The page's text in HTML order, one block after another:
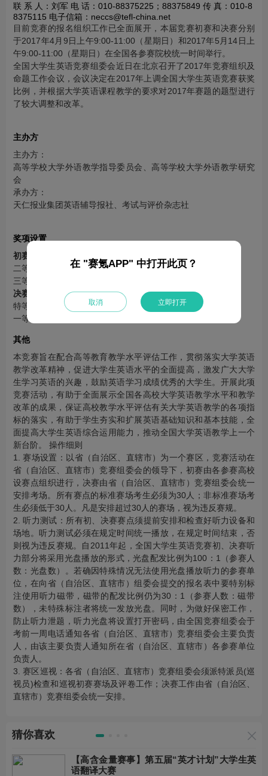
联 系 人：刘军 电 话：010-88375225；88375849 传 真：010-8
8375115 电子信箱：neccs@tefl-china.net
目前竞赛的报名组织工作已全面展开，本届竞赛初赛和决赛分别
于2017年4月9日上午9:00-11:00（星期日）和2017年5月14日上
午9:00-11:00（星期日）在全国各参赛院校统一时间举行。
全国大学生英语竞赛组委会近日在北京召开了2017年竞赛组织及
命题工作会议，会议决定在2017年上调全国大学生英语竞赛获奖
比例，并根据大学英语课程教学的要求对2017年赛题的题型进行
了较大调整和改革。
主办方
主办方：
高等学校大学外语教学指导委员会、高等学校大学外语教学研究
会
承办方：
天仁报业集团英语辅导报社、考试与评价杂志社
奖项设置
初赛
二等奖：证书，各参赛高校初赛人数的30‰
三等奖：证书，各参赛高校初赛人数的50‰
决赛
特等奖：证书，各参赛高校初赛人数的1‰
一等奖：证书，各参赛高校初赛人数的5‰
其他
本竞赛旨在配合高等教育教学水平评估工作，贯彻落实大学英语
教学改革精神，促进大学生英语水平的全面提高，激发广大大学
生学习英语的兴趣，鼓励英语学习成绩优秀的大学生。开展此项
竞赛活动，有助于全面展示全国各高校大学英语教学水平和教学
改革的成果，保证高校教学水平评估有关大学英语教学的各项指
标的落实，有助于学生夯实和扩展英语基础知识和基本技能，全
面提高大学生英语综合运用能力，推动全国大学英语教学上一个
新台阶。 操作细则
1. 赛场设置：以省（自治区、直辖市）为一个赛区，竞赛活动在
省（自治区、直辖市）竞赛组委会的领导下，初赛由各参赛高校
设赛点组织进行，决赛由省（自治区、直辖市）竞赛组委会统一
安排考场。所有赛点的标准赛场考生必须为30人；非标准赛场考
生必须低于30人。凡是安排超过30人的赛场，视为违反赛规。
2. 听力测试：所有初、决赛赛点须提前安排和检查好听力设备和
场地。听力测试必须在规定时间统一播放，在规定时间结束，否
则视为违反赛规。自2011年起，全国大学生英语竞赛初、决赛听
力部分将采用光盘播放的形式，光盘配发比例为100：1（参赛人
数：光盘数）。若确因特殊情况无法使用光盘播放听力的参赛单
位，在向省（自治区、直辖市）组委会提交的报名表中要特别标
注使用听力磁带，磁带的配发比例仍为30：1（参赛人数：磁带
数），未特殊标注者将统一发放光盘。同时，为做好保密工作，
防止听力泄题，听力光盘将设置打开密码，由全国竞赛组委会于
考前一周电话通知各省（自治区、直辖市）竞赛组委会主要负责
人，由该主要负责人通知所在省（自治区、直辖市）各参赛单位
负责人。
3. 赛区巡视：各省（自治区、直辖市）竞赛组委会须派特派员(巡
视员)检查和巡视初赛赛场及评卷工作；决赛工作由省（自治区、
直辖市）竞赛组委会统一安排。
猜你喜欢
【高含金量赛事】第五届“英才计划”大学生英
语翻译大赛
在 "赛氪APP" 中打开此页？
取消 立即打开